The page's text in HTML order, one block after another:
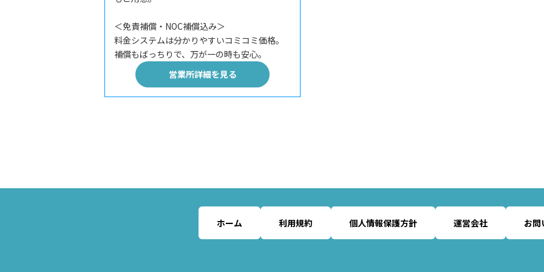
＜免責補償・NOC補償込み＞
料金システムは分かりやすいコミコミ価格。
補償もばっちりで、万が一の時も安心。
営業所詳細を見る
ホーム 利用規約 個人情報保護方針 運営会社 お問